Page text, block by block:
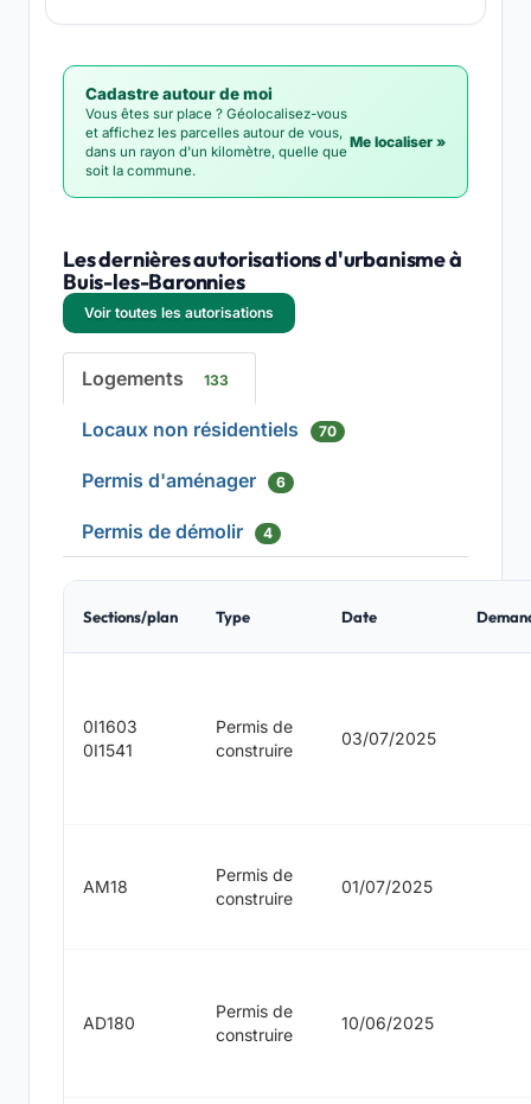
Cadastre autour de moi
Vous êtes sur place ? Géolocalisez-vous
et affichez les parcelles autour de vous,
dans un rayon d'un kilomètre, quelle que
soit la commune.
Me localiser »
Les dernières autorisations d'urbanisme à
Buis-les-Baronnies
Voir toutes les autorisations
Logements 133
Locaux non résidentiels 70
Permis d'aménager 6
Permis de démolir 4
Sections/plan Type Date
0I1603
0I1541
Permis de
construire
03/07/2025
AM18
Permis de
construire
01/07/2025
AD180
Permis de
construire
10/06/2025